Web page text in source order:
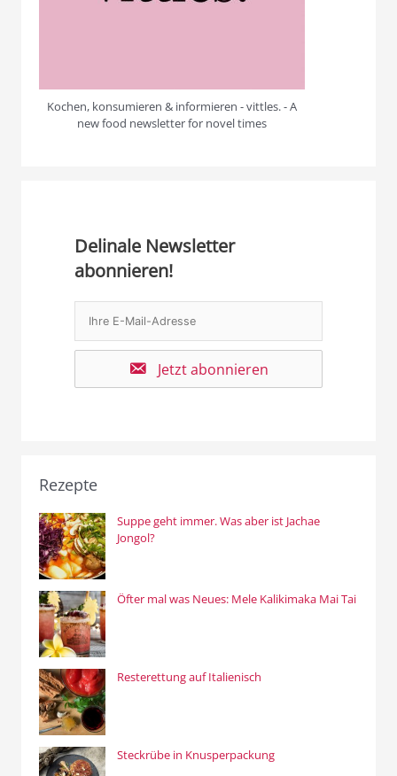
Kochen, konsumieren & informieren - vittles. - A
new food newsletter for novel times
Delinale Newsletter
abonnieren!
Jetzt abonnieren
Rezepte
Suppe geht immer. Was aber ist Jachae
Jongol?
Öfter mal was Neues: Mele Kalikimaka Mai Tai
Resterettung auf Italienisch
Steckrübe in Knusperpackung